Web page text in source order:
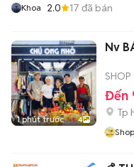
Khoa 2.0 17 đã bán
1 phút trước 4
Nv
Đến
Tp